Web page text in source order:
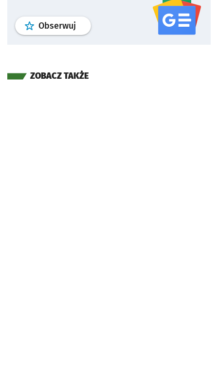
Obserwuj profil serwisu
ZOBACZ TAKŻE